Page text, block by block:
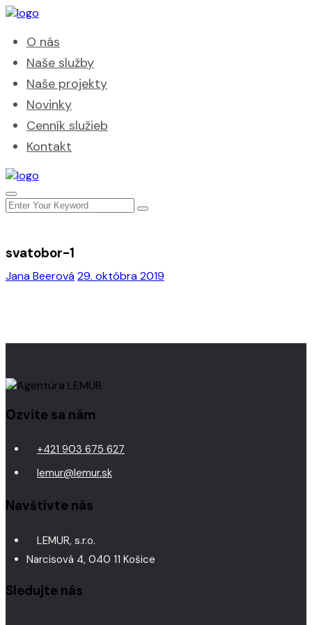
O nás
Naše služby
Naše projekty
Novinky
Cenník služieb
Kontakt
Jana Beerová29. októbra 2019
svatobor-1
Ozvite sa nám
+421 903 675 627
lemur@lemur.sk
Navštívte nás
LEMUR, s.r.o.
Narcisová 4, 040 11 Košice
Sledujte nás